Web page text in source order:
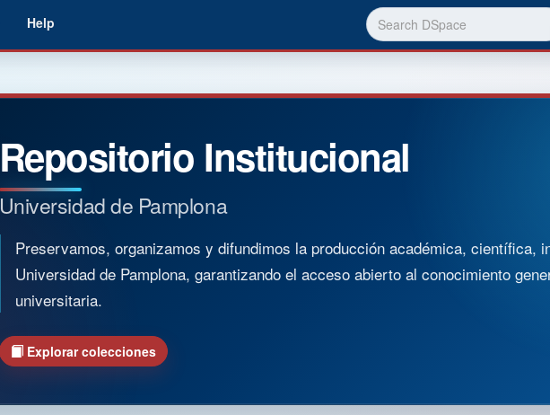
Help
Repositorio Institucional
Universidad de Pamplona
Preservamos, organizamos y difundimos la producción académica, científica,
Universidad de Pamplona, garantizando el acceso abierto al conocimiento
universitaria.
Explorar colecciones